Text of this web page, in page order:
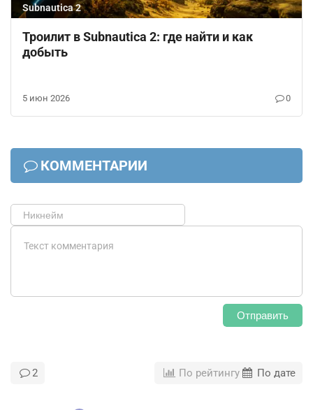
Subnautica 2
Троилит в Subnautica 2: где найти и как
добыть
5 июн 2026 0
КОММЕНТАРИИ
Отправить
2 По рейтингу По дате